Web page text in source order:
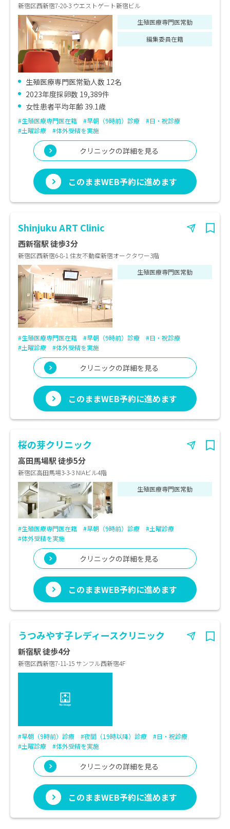
新宿区西新宿7-20-3 ウエストゲート新宿ビル
生殖医療専門医常勤
編集委員在籍
生殖医療専門医常勤人数 12名
2023年度採卵数 19,389件
女性患者平均年齢 39.1歳
#生殖医療専門医在籍 #早朝（9時前）診療
#日・祝診療
#土曜診療
#体外受精を実施
クリニックの詳細を見る
このままWEB予約に進めます
Shinjuku ART Clinic
西新宿駅 徒歩3分
新宿区西新宿6-8-1 住友不動産新宿オークタワー3階
生殖医療専門医常勤
#生殖医療専門医在籍 #早朝（9時前）診療
#日・祝診療
#土曜診療
#体外受精を実施
クリニックの詳細を見る
このままWEB予約に進めます
桜の芽クリニック
高田馬場駅 徒歩5分
新宿区高田馬場3-3-3 NIAビル4階
生殖医療専門医常勤
#生殖医療専門医在籍 #早朝（9時前）診療
#土曜診療
#体外受精を実施
クリニックの詳細を見る
このままWEB予約に進めます
うつみやす子レディースクリニック
新宿駅 徒歩4分
新宿区西新宿7-11-15 サンフル西新宿4F
#早朝（9時前）診療 #夜間（19時以降）診療
#日・祝診療
#土曜診療
#体外受精を実施
クリニックの詳細を見る
このままWEB予約に進めます